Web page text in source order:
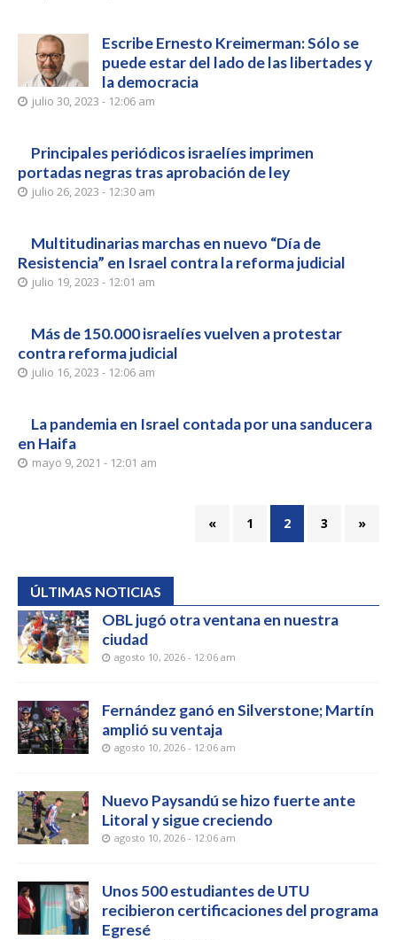
Escribe Ernesto Kreimerman: Sólo se
puede estar del lado de las libertades y
la democracia
julio 30, 2023 - 12:06 am
Principales periódicos israelíes imprimen
portadas negras tras aprobación de ley
julio 26, 2023 - 12:30 am
Multitudinarias marchas en nuevo “Día de
Resistencia” en Israel contra la reforma judicial
julio 19, 2023 - 12:01 am
Más de 150.000 israelíes vuelven a protestar
contra reforma judicial
julio 16, 2023 - 12:06 am
La pandemia en Israel contada por una sanducera
en Haifa
mayo 9, 2021 - 12:01 am
« 1 2 3 »
ÚLTIMAS NOTICIAS
OBL jugó otra ventana en nuestra
ciudad
agosto 10, 2026 - 12:06 am
Fernández ganó en Silverstone; Martín
amplió su ventaja
agosto 10, 2026 - 12:06 am
Nuevo Paysandú se hizo fuerte ante
Litoral y sigue creciendo
agosto 10, 2026 - 12:06 am
Unos 500 estudiantes de UTU
recibieron certificaciones del programa
Egresé